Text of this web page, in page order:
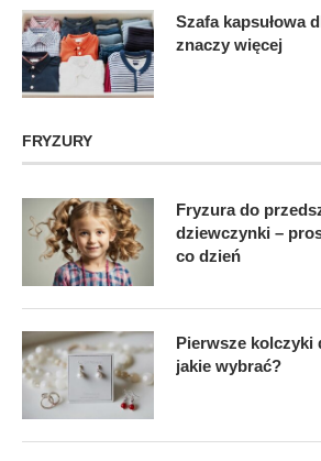
Szafa kapsułowa
znaczy więcej
FRYZURY
Fryzura do
dziewczynki –
co dzień
Pierwsze kolczyki
jakie wybrać?